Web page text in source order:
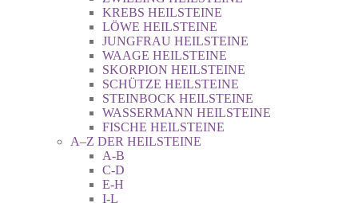
KREBS HEILSTEINE
LÖWE HEILSTEINE
JUNGFRAU HEILSTEINE
WAAGE HEILSTEINE
SKORPION HEILSTEINE
SCHÜTZE HEILSTEINE
STEINBOCK HEILSTEINE
WASSERMANN HEILSTEINE
FISCHE HEILSTEINE
A–Z DER HEILSTEINE
A-B
C-D
E-H
I-L